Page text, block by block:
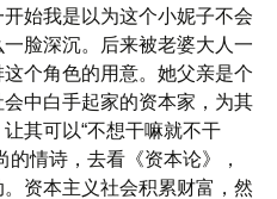
始我是以为这个小妮子不会
脸深沉。后来被老婆大人一
个角色的用意。她父亲是个
中白手起家的资本家，为其
其可以“不想干嘛就不干
的情诗，去看《资本论》，
资本主义社会积累财富，然